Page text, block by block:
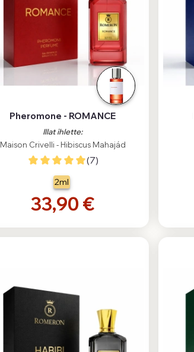
Pheromone - ROMANCE
Illat ihlette:
Maison Crivelli - Hibiscus Mahajád
(7)
2ml
33,90 €